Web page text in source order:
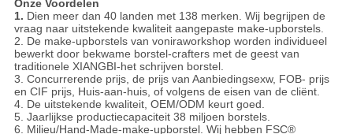
Onze Voordelen
1. Dien meer dan 40 landen met 138 merken. Wij begrijpen de
vraag naar uitstekende kwaliteit aangepaste make-upborstels.
2. De make-upborstels van voniraworkshop worden individueel
bewerkt door bekwame borstel-crafters met de geest van
traditionele XIANGBI-het schrijven borstel.
3. Concurrerende prijs, de prijs van Aanbiedingsexw, FOB- prijs
en CIF prijs, Huis-aan-huis, of volgens de eisen van de cliënt.
4. De uitstekende kwaliteit, OEM/ODM keurt goed.
5. Jaarlijkse productiecapaciteit 38 miljoen borstels.
6. Milieu/Hand-Made-make-upborstel. Wij hebben FSC®